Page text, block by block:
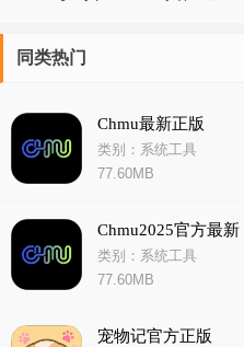
同类热门
Chmu最新正版
类别：系统工具
77.60MB
Chmu2025官方最新
类别：系统工具
77.60MB
宠物记官方正版